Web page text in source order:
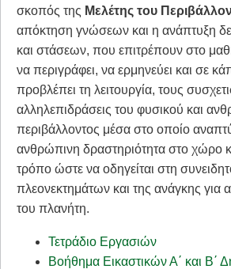
σκοπός της Μελέτης του
απόκτηση γνώσεων και η ανάπτυξη
και στάσεων, που επιτρέπουν στο
να περιγράφει, να ερμηνεύει και σε
προβλέπει τη λειτουργία, τους
αλληλεπιδράσεις του φυσικού και
περιβάλλοντος μέσα στο οποίο
ανθρώπινη δραστηριότητα στο χώρο
τρόπο ώστε να οδηγείται στη
πλεονεκτημάτων και της ανάγκης για
του πλανήτη.
Τετράδιο Εργασιών
Βοήθημα Εικαστικών Α΄ και Β΄